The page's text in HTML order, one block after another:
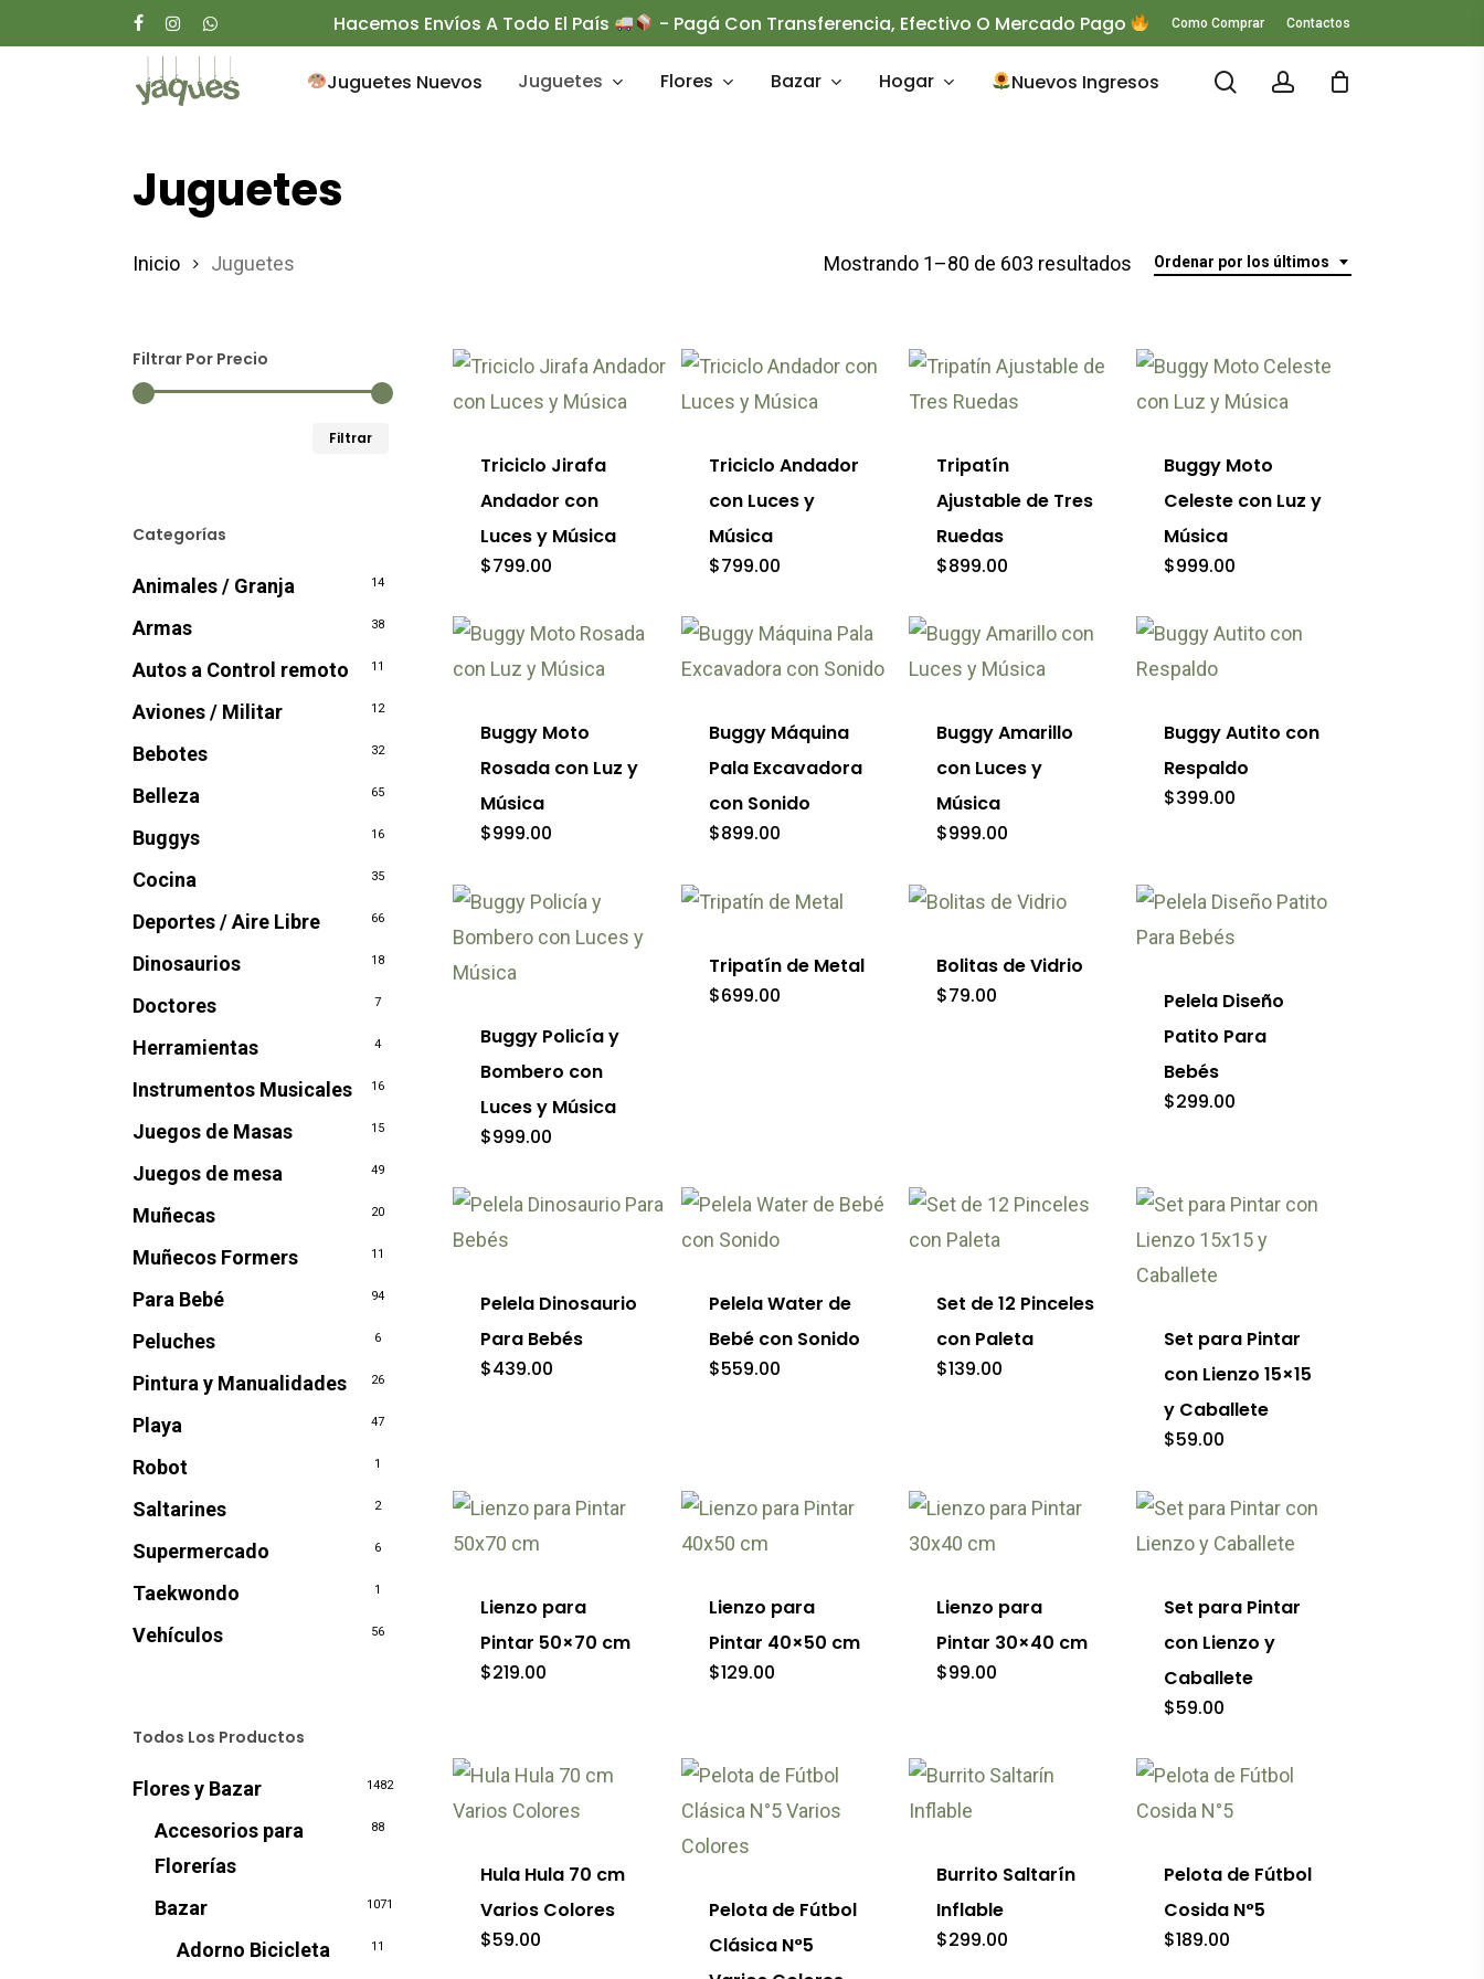
to
Hacemos Envíos A Todo El País - Pagá Con Transferencia, Efectivo O Mercado Pago Como Comprar Contactos
Presione enter para buscar o ESC para cerrar
Juguetes Nuevos Juguetes Flores Bazar Hogar Nuevos Ingresos searchaccount
Juguetes
Ordenar por los últimos
Mostrando 1–80 de 603 resultados Ordenado
los
últimos
Inicio Juguetes
Filtrar Por Precio
Filtrar
Categorías
Animales / Granja 14
Armas 38
Autos a Control remoto 11
Aviones / Militar 12
Bebotes 32
Belleza 65
Buggys 16
Cocina 35
Deportes / Aire Libre 66
Dinosaurios 18
Doctores 7
Herramientas 4
Instrumentos Musicales 16
Juegos de Masas 15
Juegos de mesa 49
Muñecas 20
Muñecos Formers 11
Para Bebé 94
Peluches 6
Pintura y Manualidades 26
Playa 47
Robot 1
Saltarines 2
Supermercado 6
Taekwondo 1
Vehículos 56
Todos Los Productos
Flores y Bazar 1482
Accesorios para
Florerías
88
Bazar 1071
Adorno Bicicleta 11
Este
producto
Las
se
pueden
en
página
de
Triciclo Jirafa
Andador con
Luces y Música
$799.00
Este
producto
Las
se
pueden
en
página
de
Triciclo Andador
con Luces y
Música
$799.00
Este
producto
Las
se
pueden
en
página
de
Tripatín
Ajustable de Tres
Ruedas
$899.00
Buggy Moto
Celeste con Luz y
Música
$999.00
Buggy Moto
Rosada con Luz y
Música
$999.00
Buggy Máquina
Pala Excavadora
con Sonido
$899.00
Buggy Amarillo
con Luces y
Música
$999.00
Este
producto
variantes.
se
pueden
en
página
de
Buggy Autito con
Respaldo
$399.00
Este
producto
Las
se
pueden
en
página
Buggy Policía y
Bombero con
Luces y Música
$999.00
Este
producto
múltiples
elegir
en
página
de
producto
Tripatín de Metal
$699.00
Bolitas de Vidrio
$79.00
Pelela Diseño
Patito Para
Bebés
$299.00
Este
producto
variantes.
pueden
elegir
página
de
Pelela Dinosaurio
Para Bebés
$439.00
Este
producto
variantes.
pueden
elegir
página
de
Pelela Water de
Bebé con Sonido
$559.00
Set de 12 Pinceles
con Paleta
$139.00
Set para Pintar
con Lienzo 15×15
y Caballete
$59.00
Lienzo para
Pintar 50×70 cm
$219.00
Lienzo para
Pintar 40×50 cm
$129.00
Lienzo para
Pintar 30×40 cm
$99.00
Este
producto
Las
se
pueden
en
página
Set para Pintar
con Lienzo y
Caballete
$59.00
Este
producto
variantes.
Hula Hula 70 cm
Varios Colores
$59.00
Este
producto
Pelota de Fútbol
Clásica N°5
Este
producto
variantes.
Burrito Saltarín
Inflable
$299.00
Este
producto
variantes.
Pelota de Fútbol
Cosida N°5
$189.00